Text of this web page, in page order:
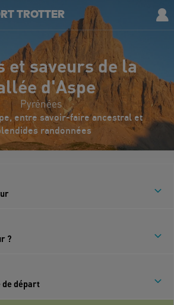
TROTTER
et saveurs de la
d'Aspe
Pyrénées
entre savoir-faire ancestral et
randonnées
?
de départ